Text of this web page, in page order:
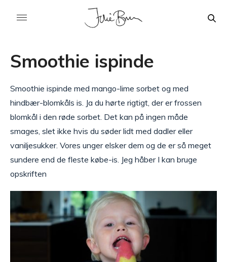
Smoothie ispinde
Smoothie ispinde med mango-lime sorbet og med
hindbær-blomkåls is. Ja du hørte rigtigt, der er frossen
blomkål i den røde sorbet. Det kan på ingen måde
smages, slet ikke hvis du søder lidt med dadler eller
vaniljesukker. Vores unger elsker dem og de er så meget
sundere end de fleste købe-is. Jeg håber I kan bruge
opskriften